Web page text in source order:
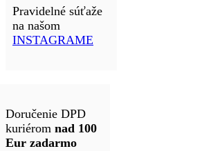
Pravidelné súťaže
na našom
INSTAGRAME
Doručenie DPD
kuriérom nad 100
Eur zadarmo